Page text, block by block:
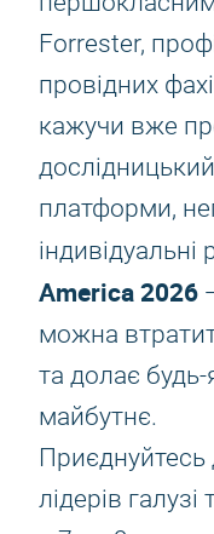
Forrester,
провідних
кажучи вже
платформи,
індивідуальні
America 2026
можна
та долає будь-
майбутнє.
Приєднуйтесь
лідерів